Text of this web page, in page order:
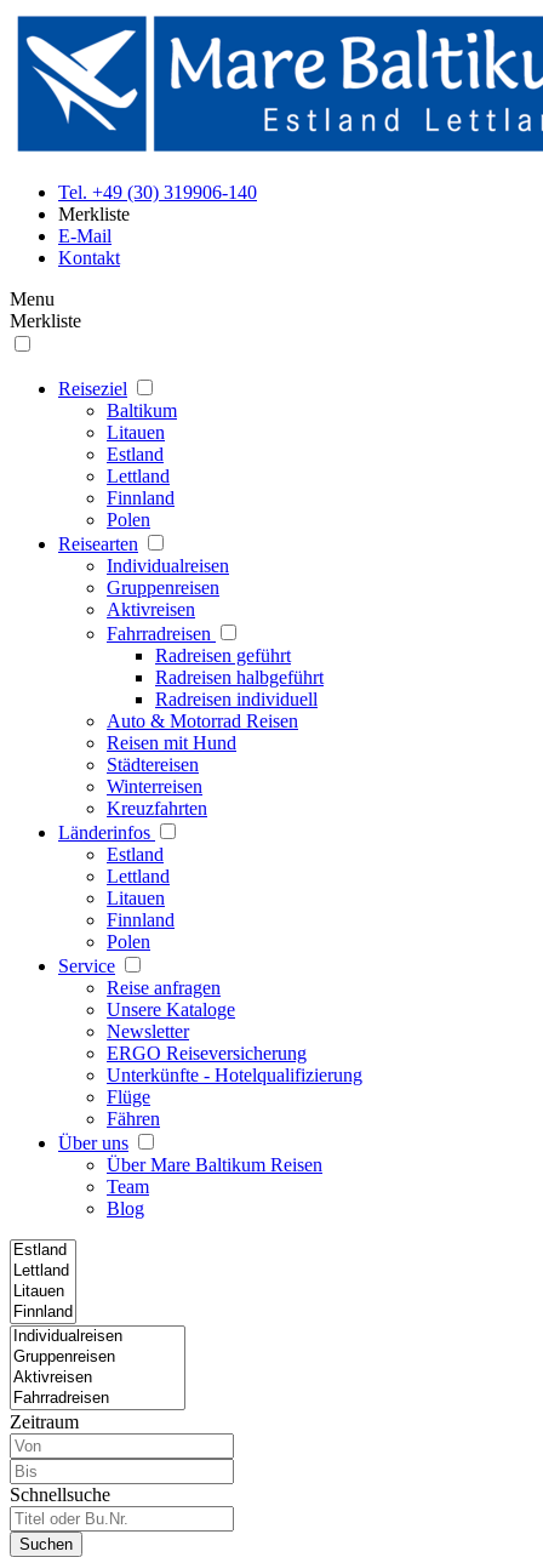
Tel. +49 (30) 319906-140
Merkliste
E-Mail
Kontakt
Menu
Merkliste
Reiseziel
Baltikum
Litauen
Estland
Lettland
Finnland
Polen
Reisearten
Individualreisen
Gruppenreisen
Aktivreisen
Fahrradreisen
Radreisen geführt
Radreisen halbgeführt
Radreisen individuell
Auto & Motorrad Reisen
Reisen mit Hund
Städtereisen
Winterreisen
Kreuzfahrten
Länderinfos
Estland
Lettland
Litauen
Finnland
Polen
Service
Reise anfragen
Unsere Kataloge
Newsletter
ERGO Reiseversicherung
Unterkünfte - Hotelqualifizierung
Flüge
Fähren
Über uns
Über Mare Baltikum Reisen
Team
Blog
Zeitraum
Schnellsuche
Suchen